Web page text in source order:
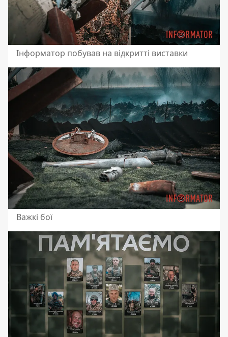
Інформатор побував на відкритті виставки
Важкі бої